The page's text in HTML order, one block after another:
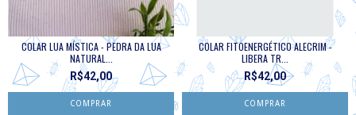
COLAR LUA MÍSTICA - PEDRA DA LUA
NATURAL...
R$42,00
COLAR FITOENERGÉTICO ALECRIM -
LIBERA TR...
R$42,00